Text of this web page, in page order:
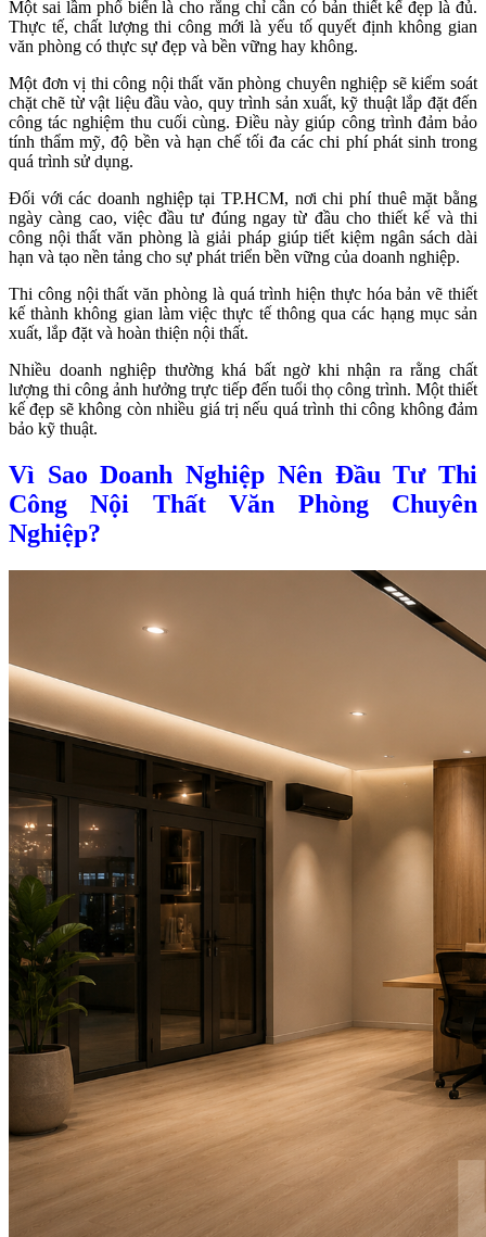
Một sai lầm phổ biến là cho rằng chỉ cần có bản thiết kế đẹp là đủ.
Thực tế, chất lượng thi công mới là yếu tố quyết định không gian
văn phòng có thực sự đẹp và bền vững hay không.
Một đơn vị thi công nội thất văn phòng chuyên nghiệp sẽ kiểm soát
chặt chẽ từ vật liệu đầu vào, quy trình sản xuất, kỹ thuật lắp đặt đến
công tác nghiệm thu cuối cùng. Điều này giúp công trình đảm bảo
tính thẩm mỹ, độ bền và hạn chế tối đa các chi phí phát sinh trong
quá trình sử dụng.
Đối với các doanh nghiệp tại TP.HCM, nơi chi phí thuê mặt bằng
ngày càng cao, việc đầu tư đúng ngay từ đầu cho thiết kế và thi
công nội thất văn phòng là giải pháp giúp tiết kiệm ngân sách dài
hạn và tạo nền tảng cho sự phát triển bền vững của doanh nghiệp.
Thi công nội thất văn phòng là quá trình hiện thực hóa bản vẽ thiết
kế thành không gian làm việc thực tế thông qua các hạng mục sản
xuất, lắp đặt và hoàn thiện nội thất.
Nhiều doanh nghiệp thường khá bất ngờ khi nhận ra rằng chất
lượng thi công ảnh hưởng trực tiếp đến tuổi thọ công trình. Một thiết
kế đẹp sẽ không còn nhiều giá trị nếu quá trình thi công không đảm
bảo kỹ thuật.
Vì Sao Doanh Nghiệp Nên Đầu Tư Thi
Công Nội Thất Văn Phòng Chuyên
Nghiệp?